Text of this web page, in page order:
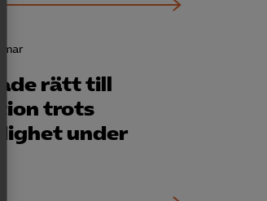
rätt till
trots
under